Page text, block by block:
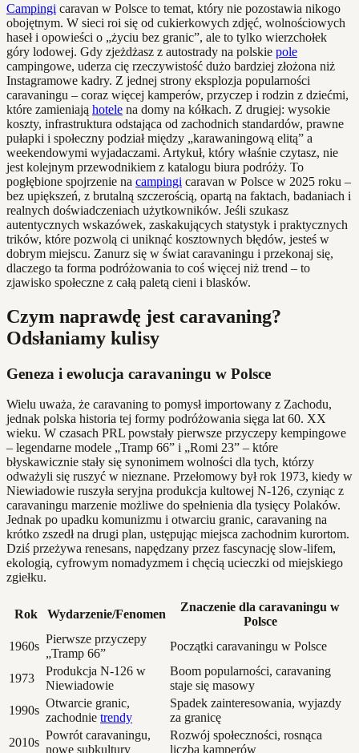
Campingi caravan w Polsce to temat, który nie pozostawia nikogo
obojętnym. W sieci roi się od cukierkowych zdjęć, wolnościowych
haseł i opowieści o „życiu bez granic”, ale to tylko wierzchołek
góry lodowej. Gdy zjeżdżasz z autostrady na polskie pole
campingowe, uderza cię rzeczywistość dużo bardziej złożona niż
Instagramowe kadry. Z jednej strony eksplozja popularności
caravaningu – coraz więcej kamperów, przyczep i rodzin z dziećmi,
które zamieniają hotele na domy na kółkach. Z drugiej: wysokie
koszty, infrastruktura odstająca od zachodnich standardów, prawne
pułapki i społeczny podział między „karawaningową elitą” a
weekendowymi wyjadaczami. Artykuł, który właśnie czytasz, nie
jest kolejnym przewodnikiem z katalogu biura podróży. To
pogłębione spojrzenie na campingi caravan w Polsce w 2025 roku –
bez upiększeń, z brutalną szczerością, opartą na faktach, badaniach i
realnych doświadczeniach użytkowników. Jeśli szukasz
autentycznych wskazówek, zaskakujących statystyk i praktycznych
trików, które pozwolą ci uniknąć kosztownych błędów, jesteś w
dobrym miejscu. Zanurz się w świat caravaningu i przekonaj się,
dlaczego ta forma podróżowania to coś więcej niż trend – to
zjawisko społeczne z całą paletą cieni i blasków.
Czym naprawdę jest caravaning?
Odsłaniamy kulisy
Geneza i ewolucja caravaningu w Polsce
Wielu uważa, że caravaning to pomysł importowany z Zachodu,
jednak polska historia tej formy podróżowania sięga lat 60. XX
wieku. W czasach PRL powstały pierwsze przyczepy kempingowe
– legendarne modele „Tramp 66” i „Romi 23” – które
błyskawicznie stały się synonimem wolności dla tych, którzy
odważyli się ruszyć w nieznane. Przełomowy był rok 1973, kiedy w
Niewiadowie ruszyła seryjna produkcja kultowej N-126, czyniąc z
caravaningu marzenie możliwe do spełnienia dla tysięcy Polaków.
Jednak po upadku komunizmu i otwarciu granic, caravaning na
krótko zszedł na drugi plan, ustępując miejsca zachodnim kurortom.
Dziś przeżywa renesans, napędzany przez fascynację slow-lifem,
ekologią, cyfrowym nomadyzmem i chęcią ucieczki od miejskiego
zgiełku.
Rok Wydarzenie/Fenomen
Znaczenie dla caravaningu w
Polsce
1960s
Pierwsze przyczepy
„Tramp 66”
Początki caravaningu w Polsce
1973
Produkcja N-126 w
Niewiadowie
Boom popularności, caravaning
staje się masowy
1990s
Otwarcie granic,
zachodnie trendy
Spadek zainteresowania, wyjazdy
za granicę
2010s
Powrót caravaningu,
nowe subkultury
Rozwój społeczności, rosnąca
liczba kamperów